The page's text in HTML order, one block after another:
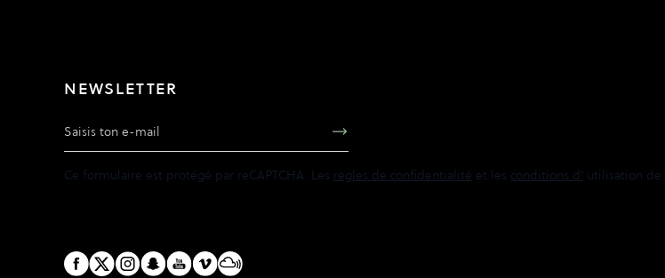
NEWSLETTER
Adresse e-mail
Ce formulaire est protégé par reCAPTCHA. Les règles de confidentialité et les conditions d' utilisation de